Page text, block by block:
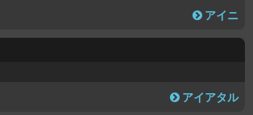
アイニ
アイアタル